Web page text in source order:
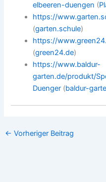
elbeeren-duengen (
https://
(garten.schule)
https://
(green24.de)
https://www.baldur-
garten.de/produkt/
Duenger (baldur-
← Vorheriger Beitrag